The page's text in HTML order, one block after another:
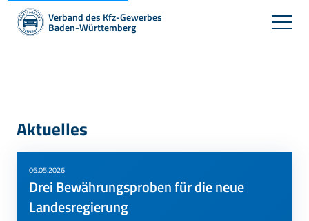
Verband des Kfz-Gewerbes
Baden-Württemberg
Aktuelles
06.05.2026
Drei Bewährungsproben für die neue
Landesregierung